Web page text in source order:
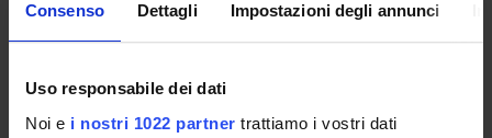
Consenso Dettagli Impostazioni degli annunci
Uso responsabile dei dati
Noi e i nostri 1022 partner trattiamo i vostri dati
Associate Professor
Research Assistants
Michele Pasqua